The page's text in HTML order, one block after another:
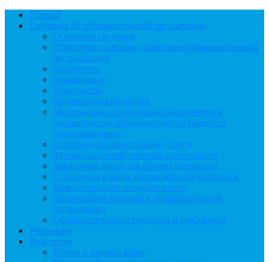
Главная
Сведения об образовательной организации
Основные сведения
Структура и органы управления образовательной
организацией
Документы
Образование
Руководство
Педагогический состав
Материально-техническое обеспечение и
оснащенность образовательного процесса.
Доступная среда
Платные образовательные услуги
Финансово-хозяйственная деятельность
Вакантные места для приема (перевода)
Стипендии и меры поддержки обучающихся
Международное сотрудничество
Организация питания в образовательной
организации
Образовательные стандарты и требования
Ученикам
Родителям
Прием в первый класс